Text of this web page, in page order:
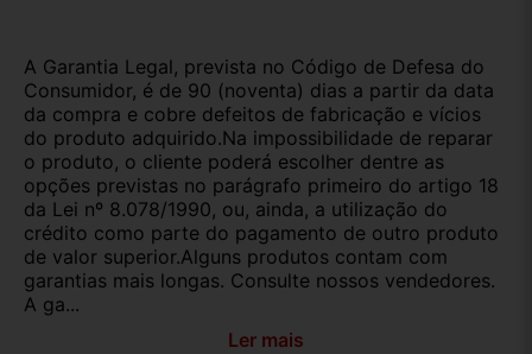
A Garantia Legal, prevista no Código de Defesa do
Consumidor, é de 90 (noventa) dias a partir da data
da compra e cobre defeitos de fabricação e vícios
do produto adquirido.Na impossibilidade de reparar
o produto, o cliente poderá escolher dentre as
opções previstas no parágrafo primeiro do artigo 18
da Lei nº 8.078/1990, ou, ainda, a utilização do
crédito como parte do pagamento de outro produto
de valor superior.Alguns produtos contam com
garantias mais longas. Consulte nossos vendedores.
A ga...
Ler mais